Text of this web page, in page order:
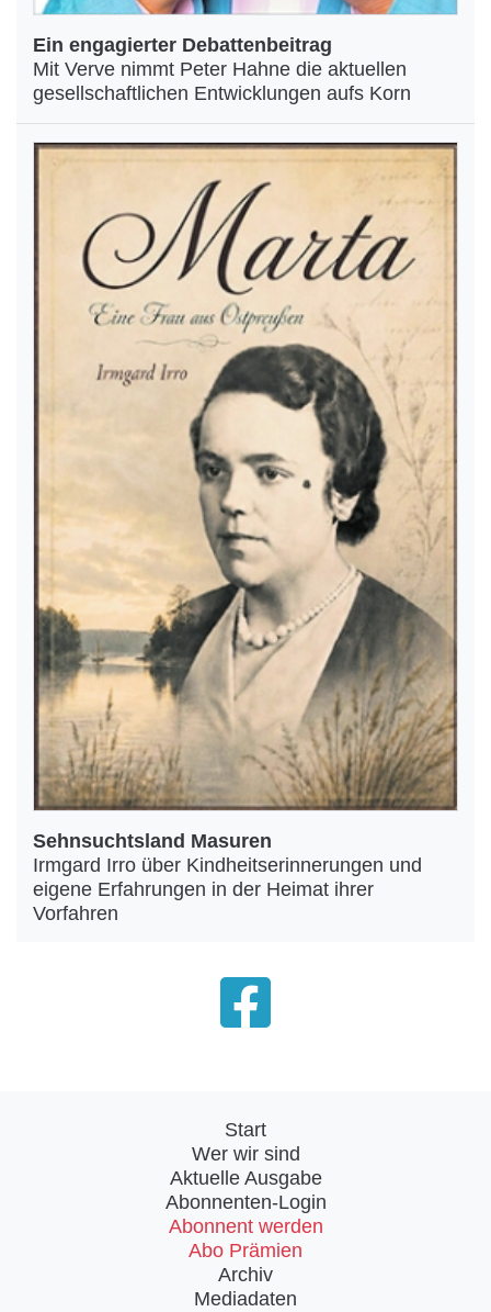
Ein engagierter Debattenbeitrag
Mit Verve nimmt Peter Hahne die aktuellen
gesellschaftlichen Entwicklungen aufs Korn
Sehnsuchtsland Masuren
Irmgard Irro über Kindheitserinnerungen und
eigene Erfahrungen in der Heimat ihrer
Vorfahren
Start
Wer wir sind
Aktuelle Ausgabe
Abonnenten-Login
Abonnent werden
Abo Prämien
Archiv
Mediadaten